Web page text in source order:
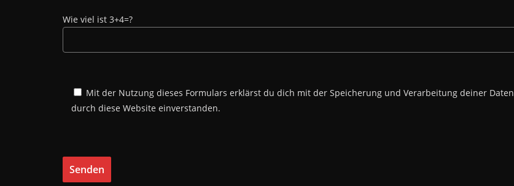
Wie viel ist 3+4=?
Mit der Nutzung dieses Formulars erklärst du dich mit der Speicherung und Verarbeitung deiner Daten
durch diese Website einverstanden.
Bitte lasse dieses Feld leer.